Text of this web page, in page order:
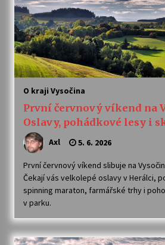
O kraji Vysočina
První červnový víkend na
Oslavy, pohádkové lesy i
Axl 5. 6. 2026
První červnový víkend slibuje na
Čekají vás velkolepé oslavy v Herálci,
spinning maraton, farmářské trhy i
v parku.